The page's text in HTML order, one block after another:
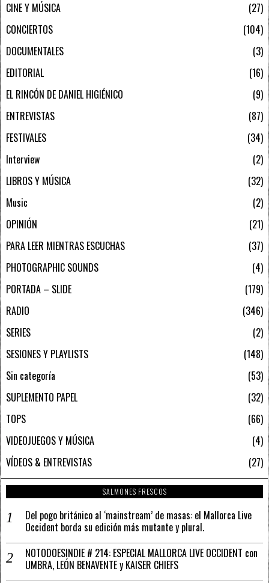
CINE Y MÚSICA
27
CONCIERTOS
104
DOCUMENTALES
3
EDITORIAL
16
EL RINCÓN DE DANIEL HIGIÉNICO
9
ENTREVISTAS
87
FESTIVALES
34
Interview
2
LIBROS Y MÚSICA
32
Music
2
OPINIÓN
21
PARA LEER MIENTRAS ESCUCHAS
37
PHOTOGRAPHIC SOUNDS
4
PORTADA – SLIDE
179
RADIO
346
SERIES
2
SESIONES Y PLAYLISTS
148
Sin categoría
53
SUPLEMENTO PAPEL
32
TOPS
66
VIDEOJUEGOS Y MÚSICA
4
VÍDEOS & ENTREVISTAS
27
SALMONES FRESCOS
Del pogo británico al ‘mainstream’ de masas: el Mallorca Live
Occident borda su edición más mutante y plural.
NOTODOESINDIE # 214: ESPECIAL MALLORCA LIVE OCCIDENT con
UMBRA, LEÓN BENAVENTE y KAISER CHIEFS